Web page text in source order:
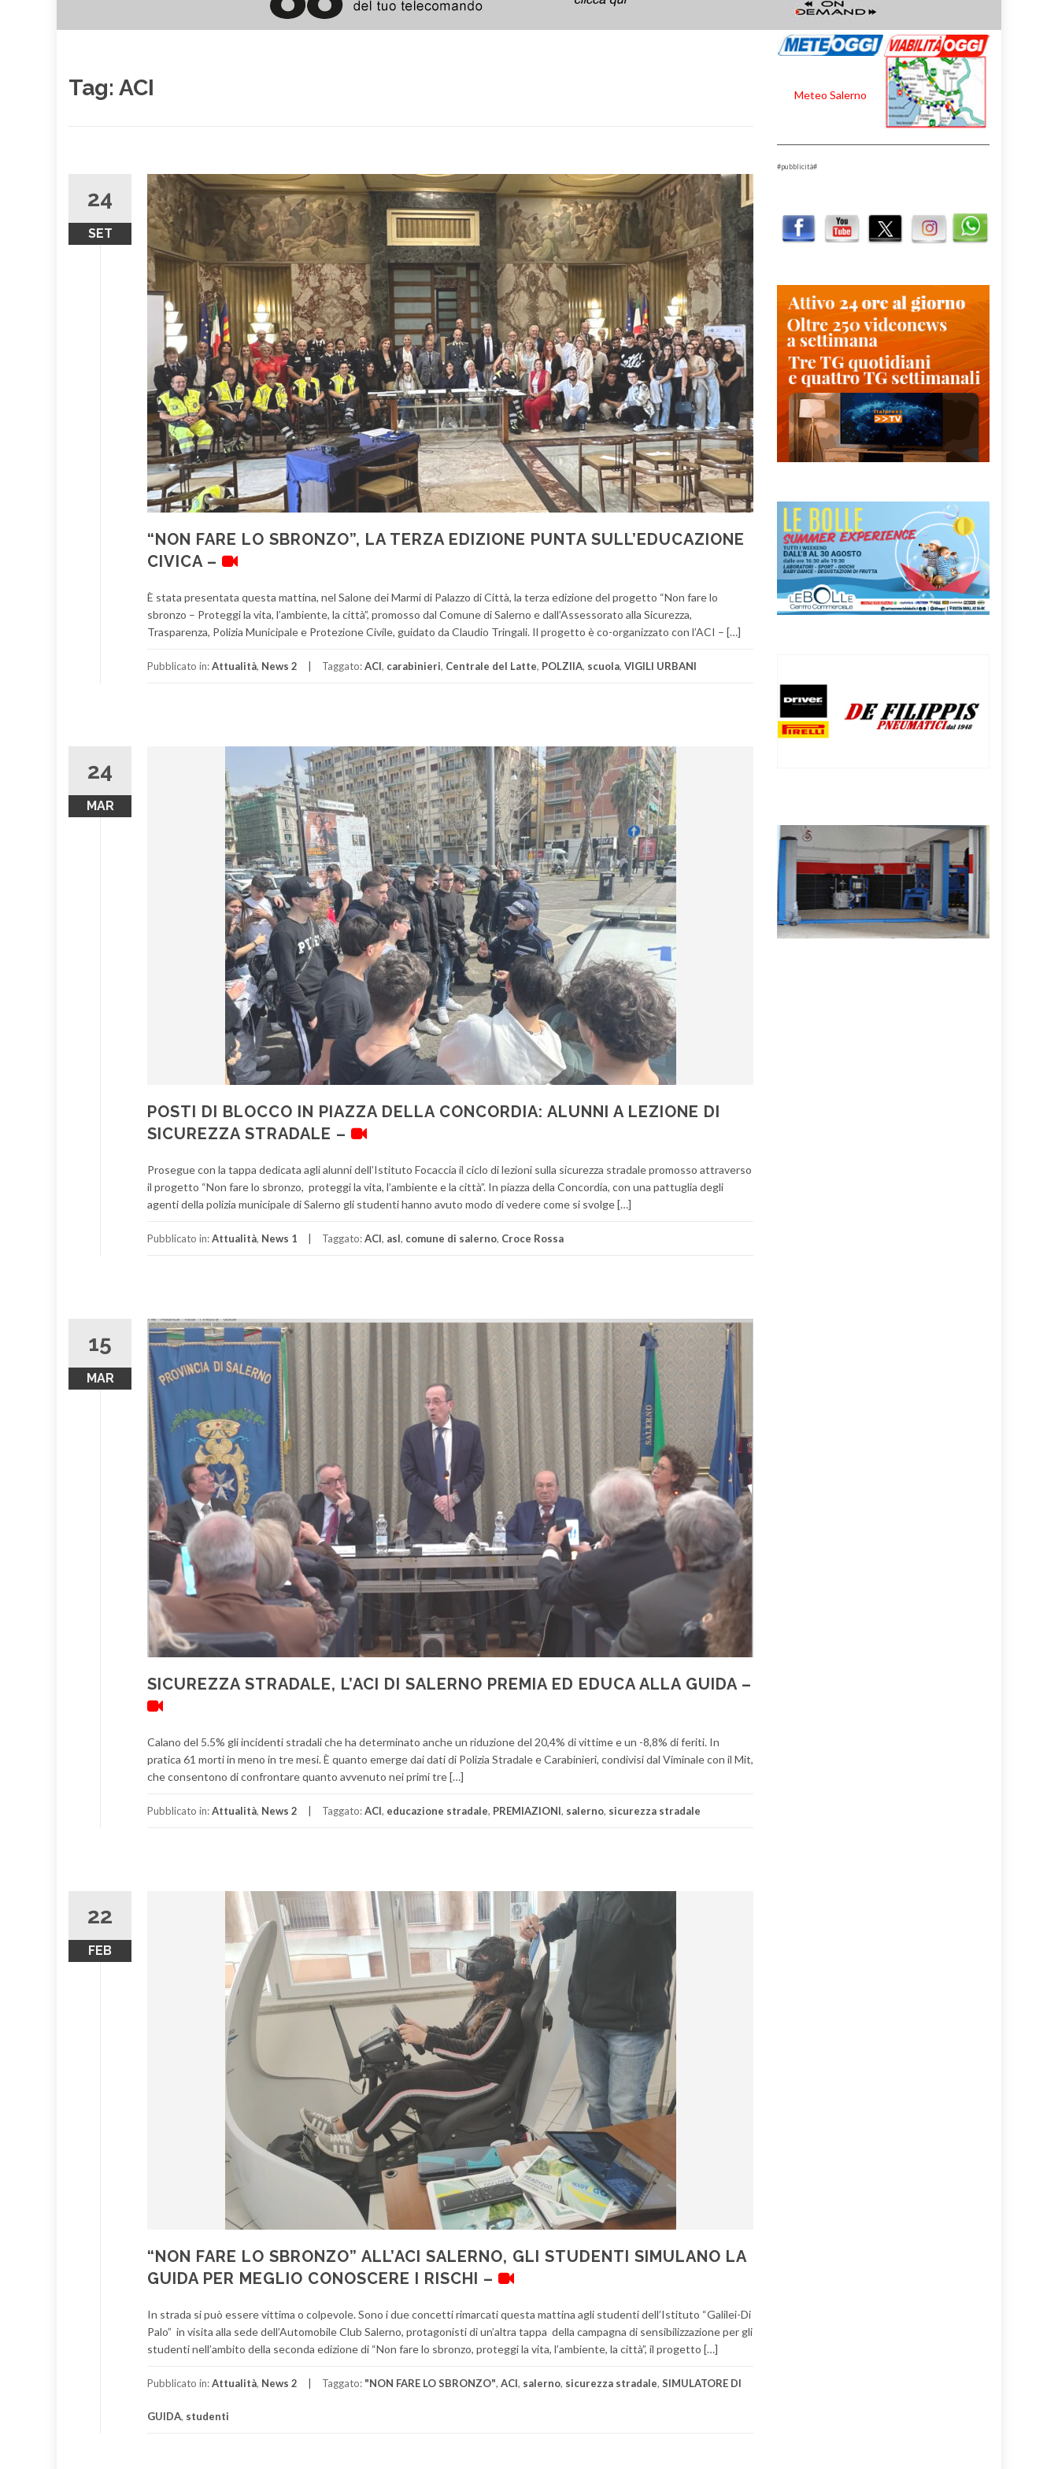
Tag: ACI
24
SET
“NON FARE LO SBRONZO”, LA TERZA EDIZIONE PUNTA SULL’EDUCAZIONE
CIVICA –
È stata presentata questa mattina, nel Salone dei Marmi di Palazzo di Città, la terza edizione del progetto “Non fare lo
sbronzo – Proteggi la vita, l’ambiente, la città”, promosso dal Comune di Salerno e dall’Assessorato alla Sicurezza,
Trasparenza, Polizia Municipale e Protezione Civile, guidato da Claudio Tringali. Il progetto è co-organizzato con l’ACI – […]
Pubblicato in:Attualità, News 2 Taggato:ACI, carabinieri, Centrale del Latte, POLZIIA, scuola, VIGILI URBANI
24
MAR
POSTI DI BLOCCO IN PIAZZA DELLA CONCORDIA: ALUNNI A LEZIONE DI
SICUREZZA STRADALE –
Prosegue con la tappa dedicata agli alunni dell’Istituto Focaccia il ciclo di lezioni sulla sicurezza stradale promosso attraverso
il progetto “Non fare lo sbronzo, proteggi la vita, l’ambiente e la città”. In piazza della Concordia, con una pattuglia degli
agenti della polizia municipale di Salerno gli studenti hanno avuto modo di vedere come si svolge […]
Pubblicato in:Attualità, News 1 Taggato:ACI, asl, comune di salerno, Croce Rossa
15
MAR
SICUREZZA STRADALE, L’ACI DI SALERNO PREMIA ED EDUCA ALLA GUIDA –
Calano del 5.5% gli incidenti stradali che ha determinato anche un riduzione del 20,4% di vittime e un -8,8% di feriti. In
pratica 61 morti in meno in tre mesi. È quanto emerge dai dati di Polizia Stradale e Carabinieri, condivisi dal Viminale con il Mit,
che consentono di confrontare quanto avvenuto nei primi tre […]
Pubblicato in:Attualità, News 2 Taggato:ACI, educazione stradale, PREMIAZIONI, salerno, sicurezza stradale
22
FEB
“NON FARE LO SBRONZO” ALL’ACI SALERNO, GLI STUDENTI SIMULANO LA
GUIDA PER MEGLIO CONOSCERE I RISCHI –
In strada si può essere vittima o colpevole. Sono i due concetti rimarcati questa mattina agli studenti dell’Istituto “Galilei-Di
Palo” in visita alla sede dell’Automobile Club Salerno, protagonisti di un’altra tappa della campagna di sensibilizzazione per gli
studenti nell’ambito della seconda edizione di “Non fare lo sbronzo, proteggi la vita, l’ambiente, la città”, il progetto […]
Pubblicato in:Attualità, News 2 Taggato: "NON FARE LO SBRONZO", ACI, salerno, sicurezza stradale, SIMULATORE DI
GUIDA, studenti
Meteo Salerno
#pubblicità#